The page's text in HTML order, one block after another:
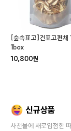
[숲속표고]건표고편
1box
10,800원
신규상품
사천몰에 새로입점한